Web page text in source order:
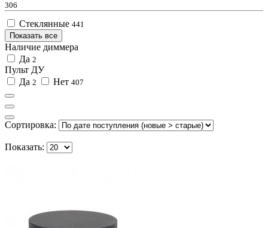
306
Стеклянные 441
Показать все
Наличие диммера
Да 2
Пульт ДУ
Да 2 Нет 407
Сортировка:
Показать: